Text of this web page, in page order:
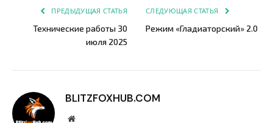
ПРЕДЫДУЩАЯ СТАТЬЯ
Технические работы 30
июля 2025
СЛЕДУЮЩАЯ СТАТЬЯ
Режим «Гладиаторский» 2.0
BLITZFOXHUB.COM
Website